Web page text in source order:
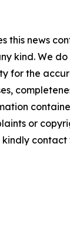
this news
kind. We
for the
or
contact